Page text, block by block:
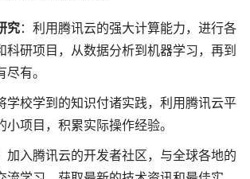
究：利用腾讯云的强大计算能力，进行各
科研项目，从数据分析到机器学习，再到
有。
学校学到的知识付诸实践，利用腾讯云平
小项目，积累实际操作经验。
加入腾讯云的开发者社区，与全球各地的